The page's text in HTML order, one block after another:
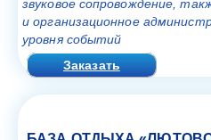
звуковое сопровождение,
и организационное
уровня событий
Заказать